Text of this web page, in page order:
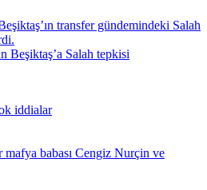
Beşiktaş’a Salah tepkisi
iddialar
mafya babası Cengiz Nurçin ve